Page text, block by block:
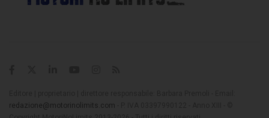
redazione@motorinolimits.com